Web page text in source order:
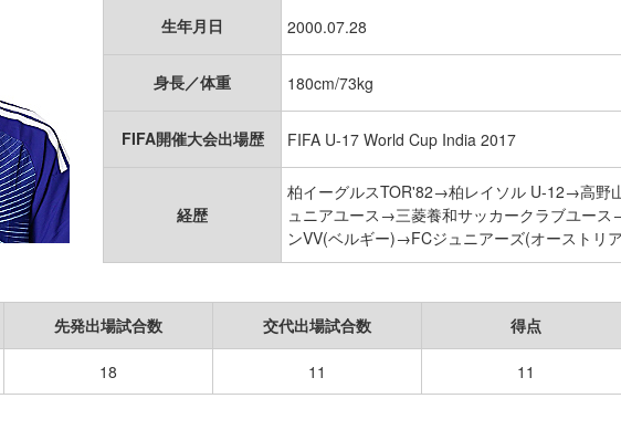
生年月日 2000.07.28
身長／体重 180cm/73kg
FIFA開催大会出場歴 FIFA U-17 World Cup India 2017
経歴
柏イーグルスTOR'82→柏レイソル U-12→高野
ュニアユース→三菱養和サッカークラブユー
ンVV(ベルギー)→FCジュニアーズ(オースト
先発出場試合数 交代出場試合数 得点
18 11 11